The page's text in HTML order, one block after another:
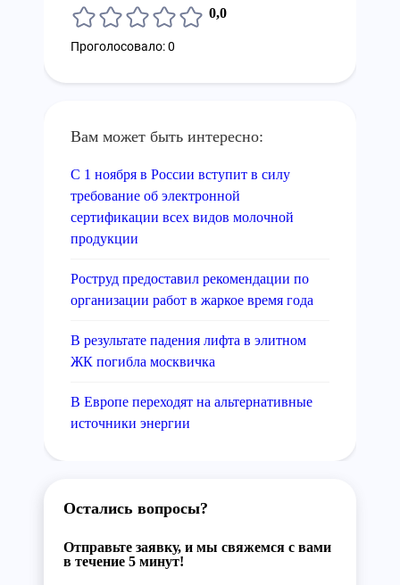
0,0
Проголосовало: 0
Вам может быть интересно:
С 1 ноября в России вступит в силу
требование об электронной
сертификации всех видов молочной
продукции
Роструд предоставил рекомендации по
организации работ в жаркое время года
В результате падения лифта в элитном
ЖК погибла москвичка
В Европе переходят на альтернативные
источники энергии
Остались вопросы?
Отправьте заявку, и мы свяжемся с вами
в течение 5 минут!